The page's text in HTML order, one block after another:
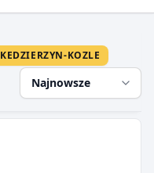
KEDZIERZYN-KOZLE
Najnowsze